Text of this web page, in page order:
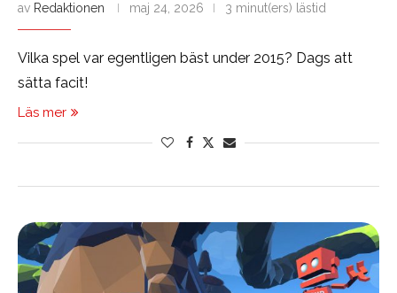
av Redaktionen maj 24, 2026 3 minut(ers) lästid
Vilka spel var egentligen bäst under 2015? Dags att
sätta facit!
Läs mer